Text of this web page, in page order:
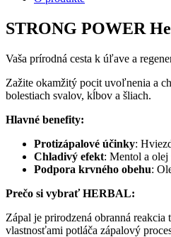
STRONG POWER
Vaša prírodná cesta k úľave a
Zažite okamžitý pocit uvoľnenia a
bolestiach svalov, kĺbov a šliach.
Hlavné benefity:
Protizápalové účinky:
Chladivý efekt: Mentol a olej
Podpora krvného obehu:
Prečo si vybrať HERBAL:
Zápal je prirodzená obranná
vlastnosťami potláča zápalový